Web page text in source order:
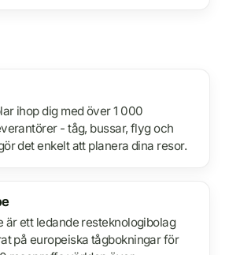
ihop dig med över 1 000
- tåg, bussar, flyg och
det enkelt att planera dina resor.
är ett ledande resteknologibolag
på europeiska tågbokningar för